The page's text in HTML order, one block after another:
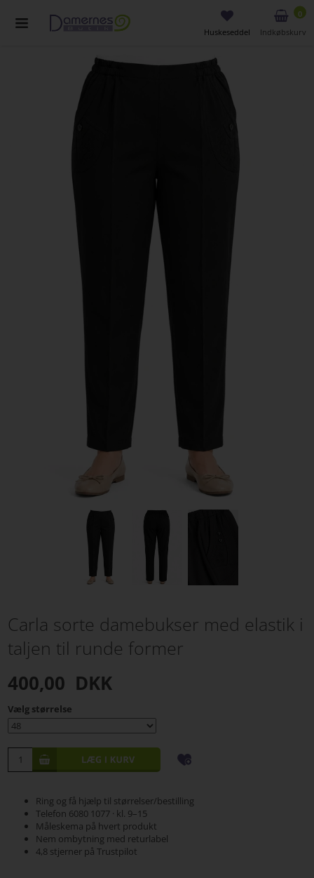
0
Indkøbskurv
Huskeseddel
Carla sorte damebukser med elastik i
taljen til runde former
400,00 DKK
Vælg størrelse
Ring og få hjælp til størrelser/bestilling
Telefon 6080 1077 · kl. 9–15
Måleskema på hvert produkt
Nem ombytning med returlabel
4,8 stjerner på Trustpilot